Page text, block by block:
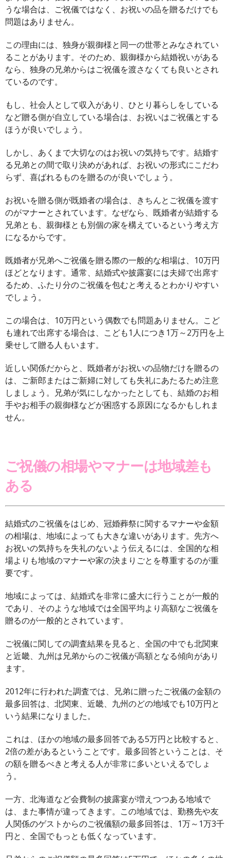
うな場合は、ご祝儀ではなく、お祝いの品を贈るだけでも
問題はありません。
この理由には、独身が親御様と同一の世帯とみなされてい
ることがあります。そのため、親御様から結婚祝いがある
なら、独身の兄弟からはご祝儀を渡さなくても良いとされ
ているのです。
もし、社会人として収入があり、ひとり暮らしをしている
など贈る側が自立している場合は、お祝いはご祝儀とする
ほうが良いでしょう。
しかし、あくまで大切なのはお祝いの気持ちです。結婚す
る兄弟との間で取り決めがあれば、お祝いの形式にこだわ
らず、喜ばれるものを贈るのが良いでしょう。
お祝いを贈る側が既婚者の場合は、きちんとご祝儀を渡す
のがマナーとされています。なぜなら、既婚者が結婚する
兄弟とも、親御様とも別個の家を構えているという考え方
になるからです。
既婚者が兄弟へご祝儀を贈る際の一般的な相場は、10万円
ほどとなります。通常、結婚式や披露宴には夫婦で出席す
るため、ふたり分のご祝儀を包むと考えるとわかりやすい
でしょう。
この場合は、10万円という偶数でも問題ありません。こど
も連れで出席する場合は、こども1人につき1万～2万円を上
乗せして贈る人もいます。
近しい関係だからと、既婚者がお祝いの品物だけを贈るの
は、ご新郎またはご新婦に対しても失礼にあたるため注意
しましょう。兄弟が気にしなかったとしても、結婚のお相
手やお相手の親御様などが困惑する原因になるかもしれま
せん。
ご祝儀の相場やマナーは地域差も
ある
結婚式のご祝儀をはじめ、冠婚葬祭に関するマナーや金額
の相場は、地域によっても大きな違いがあります。先方へ
お祝いの気持ちを失礼のないよう伝えるには、全国的な相
場よりも地域のマナーや家の決まりごとを尊重するのが重
要です。
地域によっては、結婚式を非常に盛大に行うことが一般的
であり、そのような地域では全国平均より高額なご祝儀を
贈るのが一般的とされています。
ご祝儀に関しての調査結果を見ると、全国の中でも北関東
と近畿、九州は兄弟からのご祝儀が高額となる傾向があり
ます。
2012年に行われた調査では、兄弟に贈ったご祝儀の金額の
最多回答は、北関東、近畿、九州のどの地域でも10万円と
いう結果になりました。
これは、ほかの地域の最多回答である5万円と比較すると、
2倍の差があるということです。最多回答ということは、そ
の額を贈るべきと考える人が非常に多いといえるでしょ
う。
一方、北海道など会費制の披露宴が増えつつある地域で
は、また事情が違ってきます。この地域では、勤務先や友
人関係のゲストからのご祝儀額の最多回答は、1万～1万3千
円と、全国でもっとも低くなっています。